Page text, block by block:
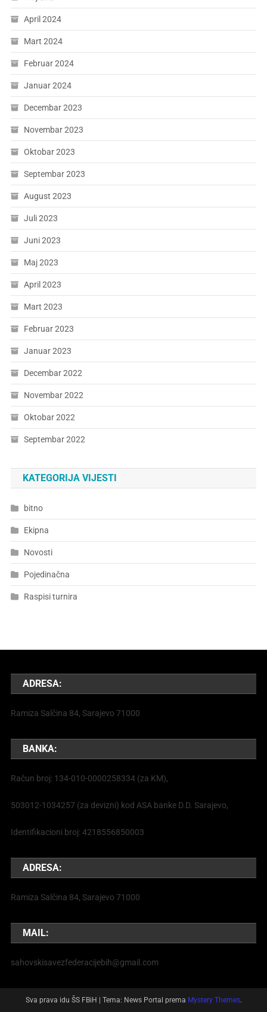
April 2024
Mart 2024
Februar 2024
Januar 2024
Decembar 2023
Novembar 2023
Oktobar 2023
Septembar 2023
August 2023
Juli 2023
Juni 2023
Maj 2023
April 2023
Mart 2023
Februar 2023
Januar 2023
Decembar 2022
Novembar 2022
Oktobar 2022
Septembar 2022
KATEGORIJA VIJESTI
bitno
Ekipna
Novosti
Pojedinačna
Raspisi turnira
ADRESA:
Ramiza Salčina 84, Sarajevo 71000
BANKA:
Račun broj: 134-010-0000258334 (za KM),
503012-1034257 (za devizni) kod ASA banke D.D. Sarajevo,
Identifikacioni broj: 4218556850003
ADRESA:
Ramiza Salčina 84, Sarajevo 71000
MAIL:
sahovskisavezfederacijebih@gmail.com
Sva prava idu ŠS FBiH | Tema: News Portal prema Mystery Themes.